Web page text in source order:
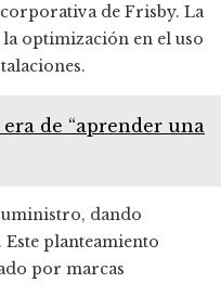
de Frisby. La
optimización en el uso
de “aprender una
dando
planteamiento
por marcas